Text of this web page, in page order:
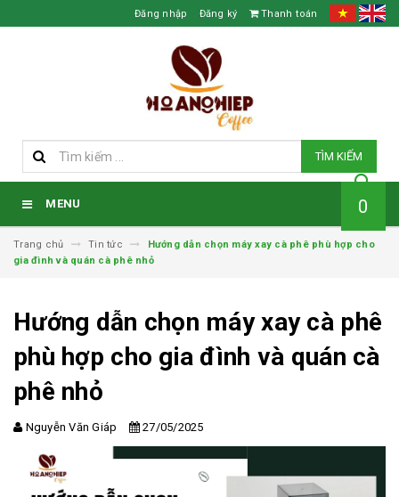
Đăng nhập Đăng ký Thanh toán
TÌM KIẾM
MENU 0
Trang chủ Tin tức
Hướng dẫn chọn máy xay cà phê phù hợp cho
gia đình và quán cà phê nhỏ
Hướng dẫn chọn máy xay cà phê
phù hợp cho gia đình và quán cà
phê nhỏ
Nguyễn Văn Giáp 27/05/2025